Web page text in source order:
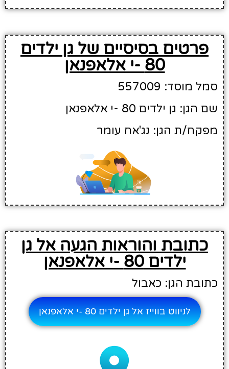
פרטים בסיסיים של גן ילדים
80 -י אלאפנאן
סמל מוסד: 557009
שם הגן: גן ילדים 80 -י אלאפנאן
מפקח/ת הגן: נג'אח עומר
כתובת והוראות הגעה אל גן
ילדים 80 -י אלאפנאן
כתובת הגן: כאבול
לניווט בווייז אל גן ילדים 80 -י אלאפנאן